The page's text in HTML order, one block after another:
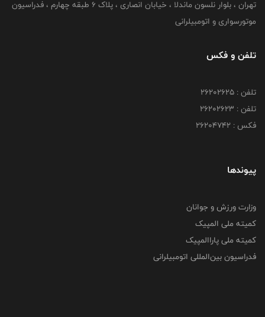
تهران ، بلوار نلسون ماندلا ، خیابان انصاری ، پلاک ۶ طبقه چهارم ، فدراسیون
موتورسواری و اتومبیلرانی
تلفن و فکس
تلفن : ۲۶۲۰۲۶۲۵
تلفن : ۲۶۲۰۲۶۲۳
فکس : ۲۶۲۰۴۷۴۲
پیوندها
وزارت ورزش و جوانان
کمیته ملی المپیک
کمیته ملی پاراالمپیک
فدراسیون بین‌المللی اتومبیلرانی